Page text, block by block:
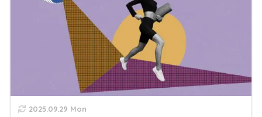
これらを備えた人が各業界のリーダーになります。瞬読ト
レーニングは速読だけでなく、これらの能力を高める手段
にもなるため、豊かな人生を目指す皆さまに自信を持って
推薦します。
2025.09.29 Mon